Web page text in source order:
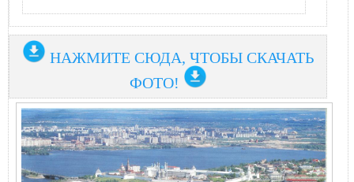
НАЖМИТЕ СЮДА, ЧТОБЫ СКАЧАТЬ
ФОТО!